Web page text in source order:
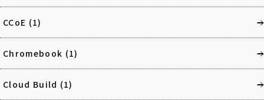
CCoE (1)
Chromebook (1)
Cloud Build (1)